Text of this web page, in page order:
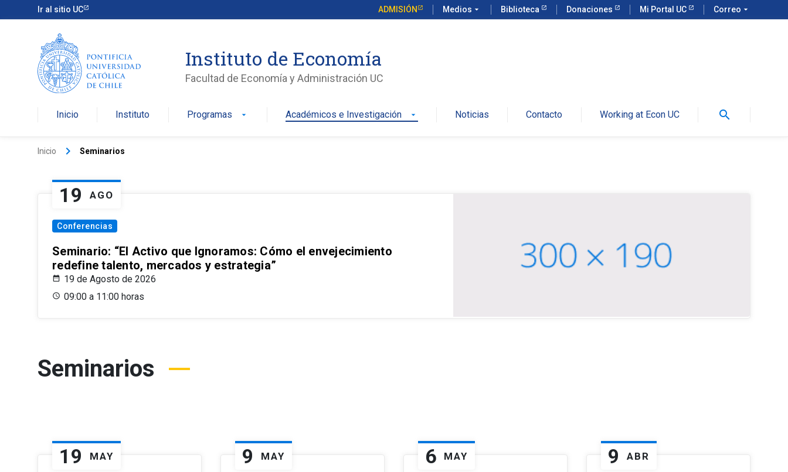
Ir al sitio UC ADMISIÓN Medios arrow_drop_down Biblioteca Donaciones Mi Portal UC Correo arrow_drop_down
Instituto de Economía
Facultad de Economía y Administración UC
Inicio Instituto Programas arrow_drop_down Académicos e Investigación arrow_drop_down Noticias Contacto Working at Econ UC search
Inicio keyboard_arrow_right Seminarios
19 AGO
Conferencias
Seminario: “El Activo que Ignoramos: Cómo el envejecimiento
redefine talento, mercados y estrategia”
19 de Agosto de 2026
09:00 a 11:00 horas
Seminarios
19 MAY 9 MAY 6 MAY 9 ABR